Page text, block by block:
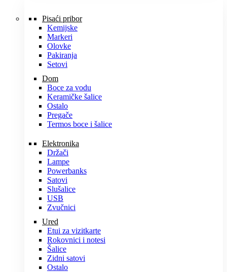
Pisaći pribor
Kemijske
Markeri
Olovke
Pakiranja
Setovi
Dom
Boce za vodu
Keramičke šalice
Ostalo
Pregače
Termos boce i šalice
Elektronika
Držači
Lampe
Powerbanks
Satovi
Slušalice
USB
Zvučnici
Ured
Etui za vizitkarte
Rokovnici i notesi
Šalice
Zidni satovi
Ostalo